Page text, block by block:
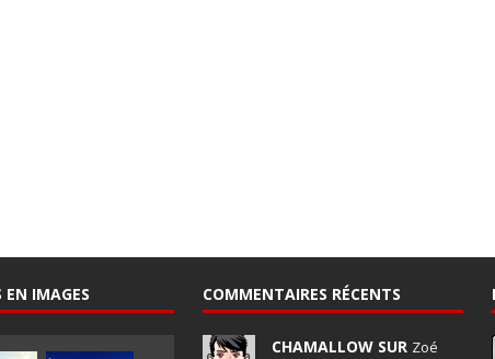
EN IMAGES COMMENTAIRES RÉCENTS
CHAMALLOW SUR Zoé